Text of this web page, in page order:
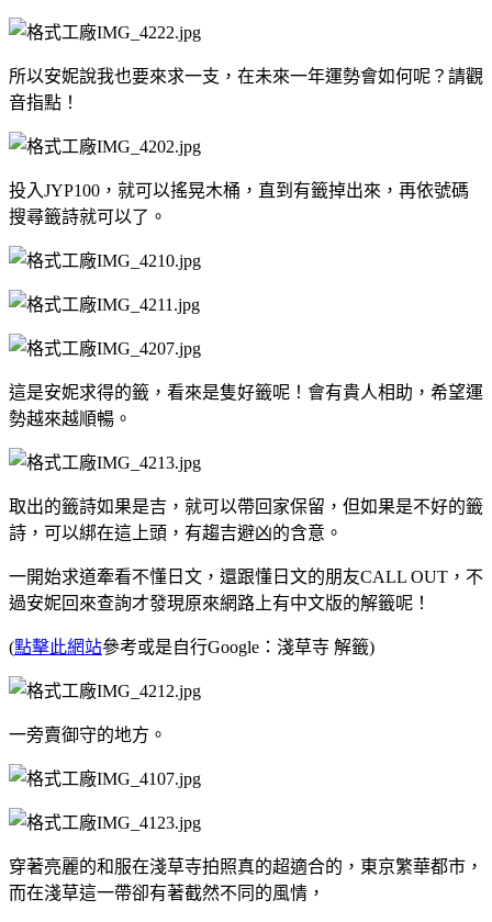
所以安妮說我也要來求一支，在未來一年運勢會如何呢？請觀
音指點！
投入JYP100，就可以搖晃木桶，直到有籤掉出來，再依號碼
搜尋籤詩就可以了。
這是安妮求得的籤，看來是隻好籤呢！會有貴人相助，希望運
勢越來越順暢。
取出的籤詩如果是吉，就可以帶回家保留，但如果是不好的籤
詩，可以綁在這上頭，有趨吉避凶的含意。
一開始求道牽看不懂日文，還跟懂日文的朋友CALL OUT，不
過安妮回來查詢才發現原來網路上有中文版的解籤呢！
(點擊此網站參考或是自行Google：淺草寺 解籤)
一旁賣御守的地方。
穿著亮麗的和服在淺草寺拍照真的超適合的，東京繁華都市，
而在淺草這一帶卻有著截然不同的風情，